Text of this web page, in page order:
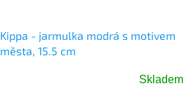
Kippa - jarmulka modrá s motivem
města, 15.5 cm
Skladem